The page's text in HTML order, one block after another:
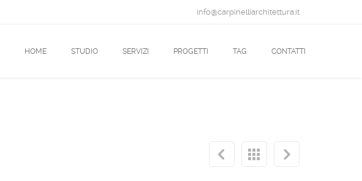
info@carpinelliarchitettura.it
HOME STUDIO SERVIZI PROGETTI TAG CONTATTI